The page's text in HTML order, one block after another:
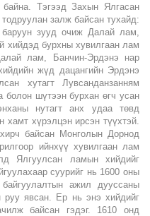
Тэгээд Захын Ялгасан
залж байсан тухайд:
зууд очиж Далай лам,
хийдэд бурхны хувилгаан лам
лам, Банчин-Эрдэнэ нар
жүд дацангийн Эрдэнэ
хутагт Лувсанданзанням
шүтээн бурхан өгч усан
нутагт анх удаа төвд
хүрэлцэн ирсэн түүхтэй.
байсан Монголын Дорнод
ийнхүү хувилгаан лам
Ялгуулсан ламын хийдийг
суурийг нь 1600 оны
ажил дууссаны
явсан. Ер нь энэ хийдийг
байсан гэдэг. 1610 онд